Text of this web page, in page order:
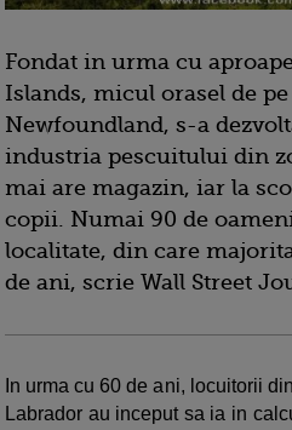
Fondat in urma cu
Islands, micul orasel de
Newfoundland, s-a
industria pescuitului din
mai are magazin, iar la
copii. Numai 90 de
localitate, din care
de ani, scrie Wall Street
In urma cu 60 de ani, locuitorii
Labrador au inceput sa ia in